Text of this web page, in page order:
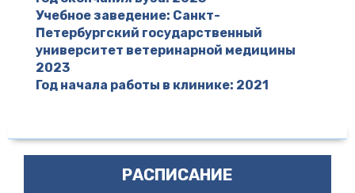
Учебное заведение: Санкт-
Петербургский государственный
университет ветеринарной медицины
2023
Год начала работы в клинике: 2021
РАСПИСАНИЕ